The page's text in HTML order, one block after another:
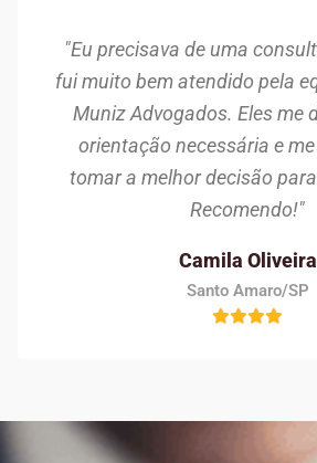
"Eu precisava de uma
fui muito bem atendido pela
Muniz Advogados. Eles me
orientação necessária e
tomar a melhor decisão
Recomendo!"
Camila Oliveira
Santo Amaro/SP